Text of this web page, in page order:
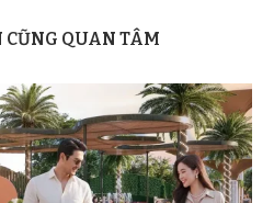
CŨNG QUAN TÂM